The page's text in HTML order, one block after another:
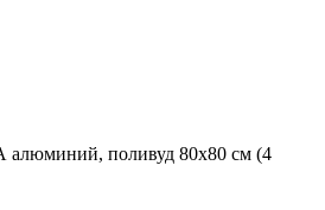
поливуд 80х80 см (4